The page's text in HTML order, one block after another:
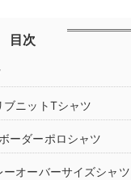
目次
ニットTシャツ
ーダーポロシャツ
オーバーサイズシャツ